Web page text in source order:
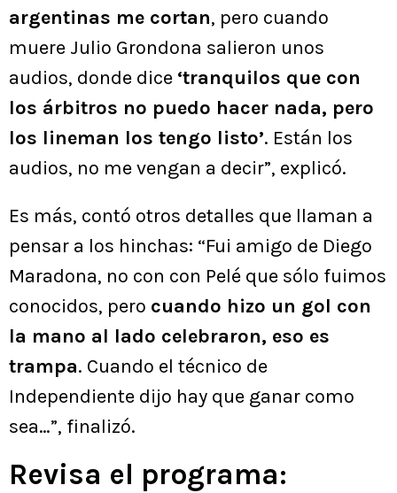
argentinas me cortan, pero cuando
muere Julio Grondona salieron unos
audios, donde dice ‘tranquilos que con
los árbitros no puedo hacer nada, pero
los lineman los tengo listo’. Están los
audios, no me vengan a decir”, explicó.
Es más, contó otros detalles que llaman a
pensar a los hinchas: “Fui amigo de Diego
Maradona, no con con Pelé que sólo fuimos
conocidos, pero cuando hizo un gol con
la mano al lado celebraron, eso es
trampa. Cuando el técnico de
Independiente dijo hay que ganar como
sea…”, finalizó.
Revisa el programa: